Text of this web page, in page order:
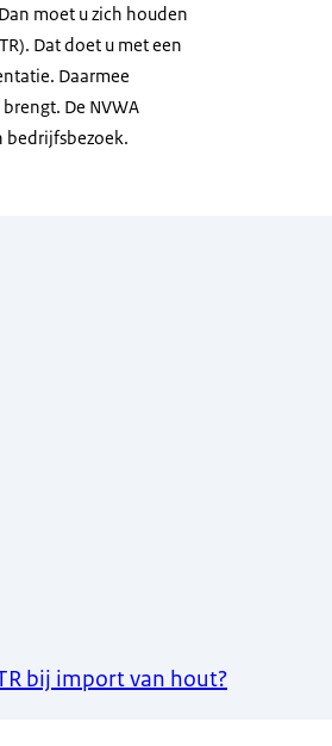
moet u zich houden
Dat doet u met een
Daarmee
De NVWA
bedrijfsbezoek.
bij import van hout?